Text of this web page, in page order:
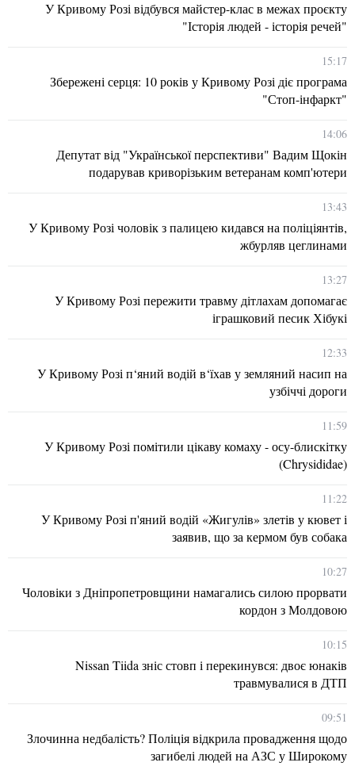
У Кривому Розі відбувся майстер-клас в межах проєкту
"Історія людей - історія речей"
15:17
Збережені серця: 10 років у Кривому Розі діє програма
"Стоп-інфаркт"
14:06
Депутат від "Української перспективи" Вадим Щокін
подарував криворізьким ветеранам комп'ютери
13:43
У Кривому Розі чоловік з палицею кидався на поліціянтів,
жбурляв цеглинами
13:27
У Кривому Розі пережити травму дітлахам допомагає
іграшковий песик Хібукі
12:33
У Кривому Розі п‘яний водій в‘їхав у земляний насип на
узбіччі дороги
11:59
У Кривому Розі помітили цікаву комаху - осу-блискітку
(Chrysididae)
11:22
У Кривому Розі п'яний водій «Жигулів» злетів у кювет і
заявив, що за кермом був собака
10:27
Чоловіки з Дніпропетровщини намагались силою прорвати
кордон з Молдовою
10:15
Nissan Tiida зніс стовп і перекинувся: двоє юнаків
травмувалися в ДТП
09:51
Злочинна недбалість? Поліція відкрила провадження щодо
загибелі людей на АЗС у Широкому